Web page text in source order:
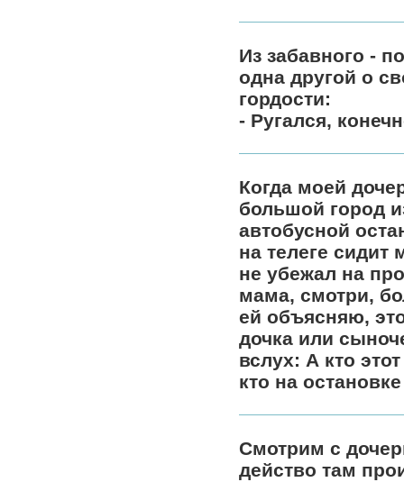
Из забавного -
одна другой о
гордости:
- Ругался,
Когда моей
большой город
автобусной
на телеге сидит
не убежал на
мама, смотри,
ей объясняю,
дочка или
вслух: А кто
кто на
Смотрим с
действо там